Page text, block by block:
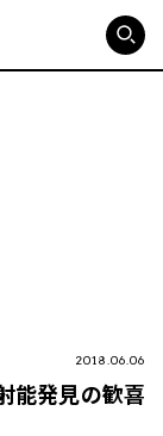
2018.06.06
能発見の歓喜